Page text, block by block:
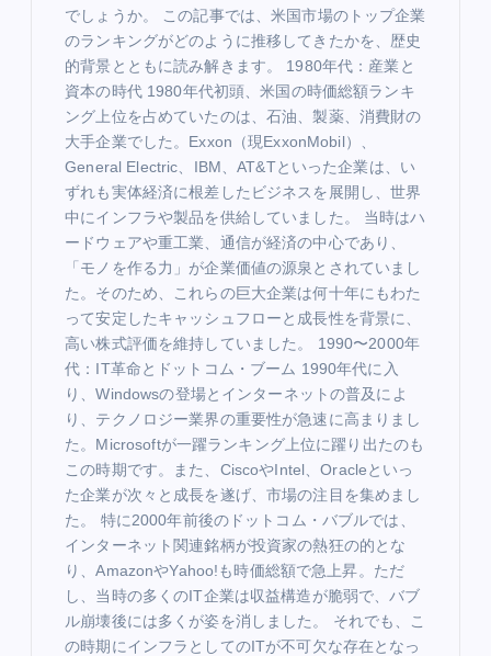
でしょうか。 この記事では、米国市場のトップ企業
のランキングがどのように推移してきたかを、歴史
的背景とともに読み解きます。 1980年代：産業と
資本の時代 1980年代初頭、米国の時価総額ランキ
ング上位を占めていたのは、石油、製薬、消費財の
大手企業でした。Exxon（現ExxonMobil）、
General Electric、IBM、AT&Tといった企業は、い
ずれも実体経済に根差したビジネスを展開し、世界
中にインフラや製品を供給していました。 当時はハ
ードウェアや重工業、通信が経済の中心であり、
「モノを作る力」が企業価値の源泉とされていまし
た。そのため、これらの巨大企業は何十年にもわた
って安定したキャッシュフローと成長性を背景に、
高い株式評価を維持していました。 1990〜2000年
代：IT革命とドットコム・ブーム 1990年代に入
り、Windowsの登場とインターネットの普及によ
り、テクノロジー業界の重要性が急速に高まりまし
た。Microsoftが一躍ランキング上位に躍り出たのも
この時期です。また、CiscoやIntel、Oracleといっ
た企業が次々と成長を遂げ、市場の注目を集めまし
た。 特に2000年前後のドットコム・バブルでは、
インターネット関連銘柄が投資家の熱狂の的とな
り、AmazonやYahoo!も時価総額で急上昇。ただ
し、当時の多くのIT企業は収益構造が脆弱で、バブ
ル崩壊後には多くが姿を消しました。 それでも、こ
の時期にインフラとしてのITが不可欠な存在となっ